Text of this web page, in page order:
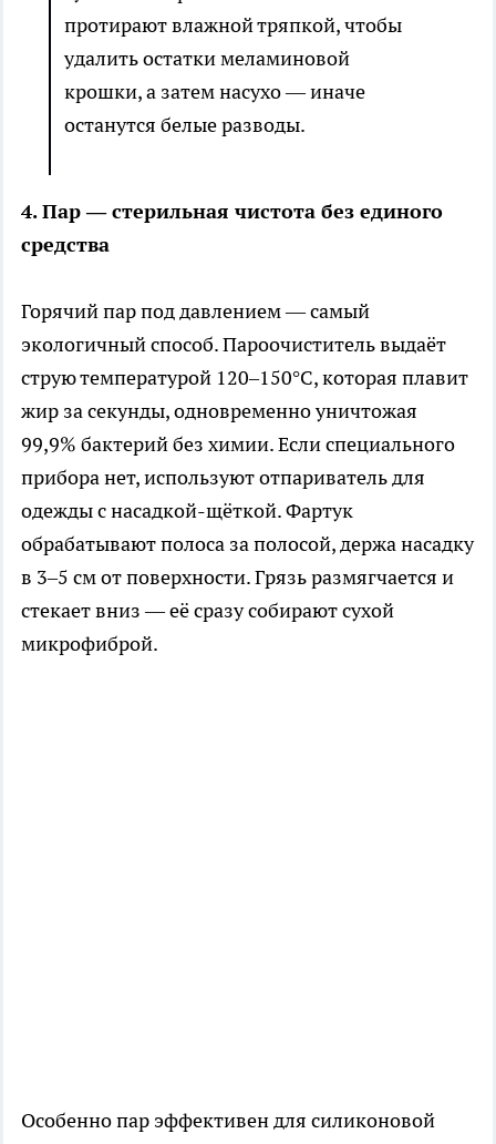
протирают влажной тряпкой, чтобы
удалить остатки меламиновой
крошки, а затем насухо — иначе
останутся белые разводы.
4. Пар — стерильная чистота без единого
средства
Горячий пар под давлением — самый
экологичный способ. Пароочиститель выдаёт
струю температурой 120–150°С, которая плавит
жир за секунды, одновременно уничтожая
99,9% бактерий без химии. Если специального
прибора нет, используют отпариватель для
одежды с насадкой-щёткой. Фартук
обрабатывают полоса за полосой, держа насадку
в 3–5 см от поверхности. Грязь размягчается и
стекает вниз — её сразу собирают сухой
микрофиброй.
Особенно пар эффективен для силиконовой